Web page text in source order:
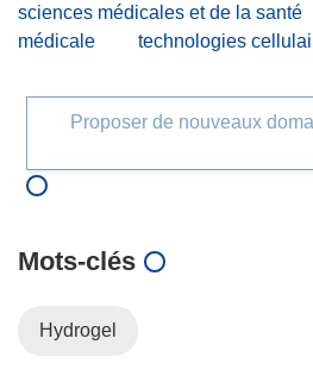
sciences médicales et de la santé
médicale
technologies
Proposer de nouveaux
Mots‑clés
Hydrogel